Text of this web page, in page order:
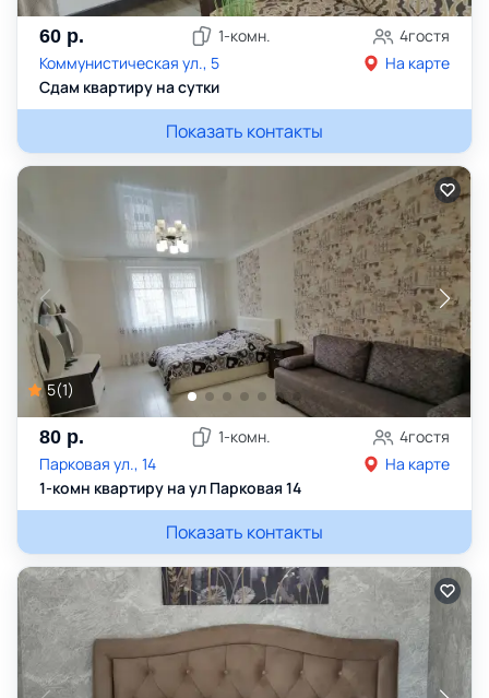
60 р. 1-комн. 4гостя
Коммунистическая ул., 5
На карте
Сдам квартиру на сутки
Показать контакты
5(1)
80 р. 1-комн. 4гостя
Парковая ул., 14
На карте
1-комн квартиру на ул Парковая 14
Показать контакты